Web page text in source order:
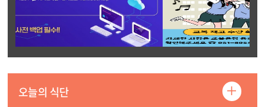
오늘의 식단
더